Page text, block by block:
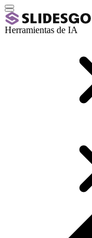
Herramientas de IA